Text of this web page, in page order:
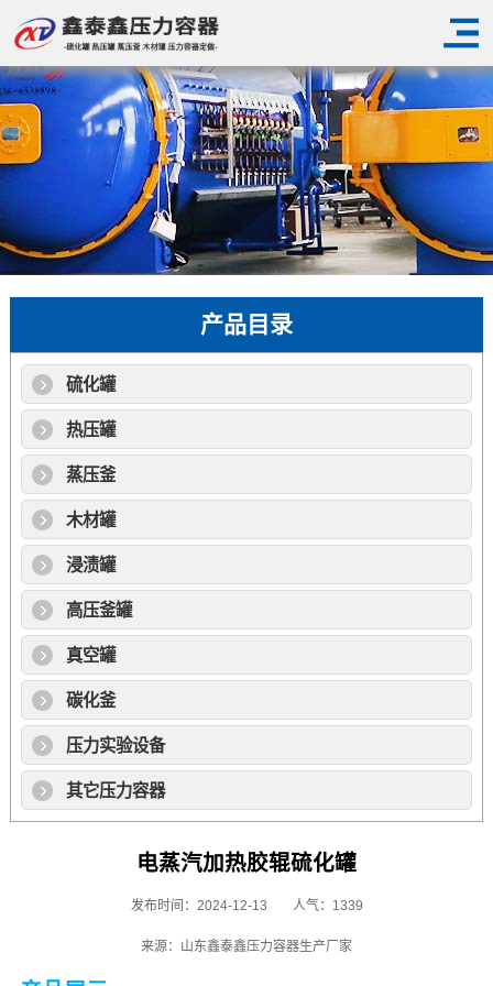
产品目录
硫化罐
热压罐
蒸压釜
木材罐
浸渍罐
高压釜罐
真空罐
碳化釜
压力实验设备
其它压力容器
电蒸汽加热胶辊硫化罐
发布时间：2024-12-13 人气：1339
来源：山东鑫泰鑫压力容器生产厂家